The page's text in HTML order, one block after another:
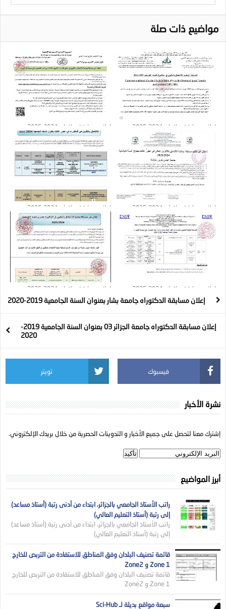
مواضيع ذات صلة
جامعة آفلو
جامعة خنشلة
جامعة وهران 2
المدرسة الوطنية العليا للبيطرة
جامعة خميس مليانة
إعلان مسابقة الدكتوراه جامعة بشار بعنوان السنة الجامعية 2019-2020
إعلان مسابقة الدكتوراه جامعة الجزائر 03 بعنوان السنة الجامعية 2019-
2020
فيسبوك تويتر
نشرة الأخبار
إشترك معنا لتحصل على جميع الأخبار و التدوينات الحصرية من خلال بريدك الإلكتروني.
أبرز المواضيع
راتب الأستاذ الجامعي بالجزائر، ابتداء من أدنى رتبة (أستاذ مساعد)
إلى رتبة (أستاذ التعليم العالي)
راتب الأستاذ الجامعي بالجزائر، ابتداء من أدنى رتبة (أستاذ مساعد)
إلى رتبة (أستاذ التعليم العالي)
قائمة تصنيف البلدان وفق المناطق للاستفادة من التربص للخارج
Zone 1 و Zone2
قائمة تصنيف البلدان وفق المناطق للاستفادة من التربص للخارج
Zone 1 و Zone2
سبعة مواقع بديلة لـ Sci-Hub